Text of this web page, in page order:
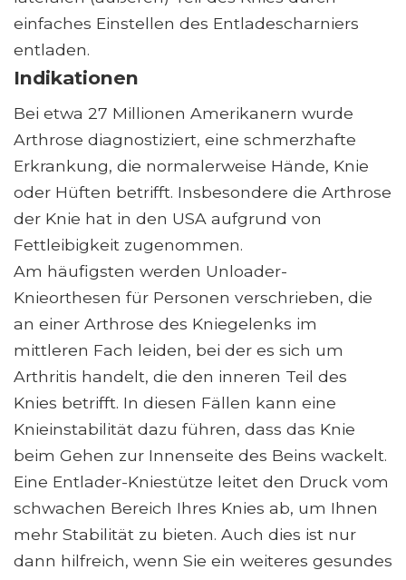
einfaches Einstellen des Entladescharniers
entladen.
Indikationen
Bei etwa 27 Millionen Amerikanern wurde
Arthrose diagnostiziert, eine schmerzhafte
Erkrankung, die normalerweise Hände, Knie
oder Hüften betrifft. Insbesondere die Arthrose
der Knie hat in den USA aufgrund von
Fettleibigkeit zugenommen.
Am häufigsten werden Unloader-
Knieorthesen für Personen verschrieben, die
an einer Arthrose des Kniegelenks im
mittleren Fach leiden, bei der es sich um
Arthritis handelt, die den inneren Teil des
Knies betrifft. In diesen Fällen kann eine
Knieinstabilität dazu führen, dass das Knie
beim Gehen zur Innenseite des Beins wackelt.
Eine Entlader-Kniestütze leitet den Druck vom
schwachen Bereich Ihres Knies ab, um Ihnen
mehr Stabilität zu bieten. Auch dies ist nur
dann hilfreich, wenn Sie ein weiteres gesundes